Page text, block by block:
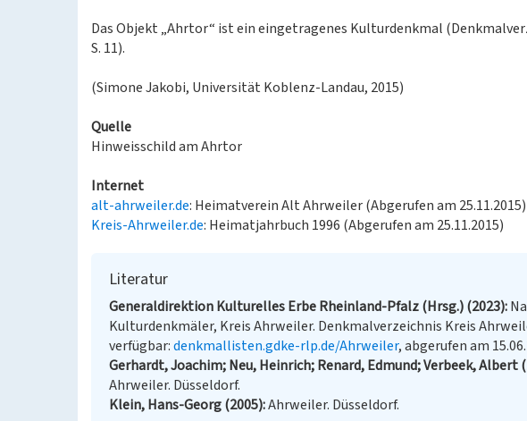
Das Objekt „Ahrtor“ ist ein eingetragenes Kulturdenkmal
S. 11).
(Simone Jakobi, Universität Koblenz-Landau, 2015)
Quelle
Hinweisschild am Ahrtor
Internet
alt-ahrweiler.de: Heimatverein Alt Ahrweiler (Abgerufen am 25.11.2015)
Kreis-Ahrweiler.de: Heimatjahrbuch 1996 (Abgerufen am 25.11.2015)
Literatur
Generaldirektion Kulturelles Erbe Rheinland-Pfalz (Hrsg.) (2023)
Kulturdenkmäler, Kreis Ahrweiler. Denkmalverzeichnis Kreis
verfügbar:denkmallisten.gdke-rlp.de/Ahrweiler, abgerufen am
Gerhardt, Joachim; Neu, Heinrich; Renard, Edmund; Verbeek, Albert
Ahrweiler. Düsseldorf.
Klein, Hans-Georg (2005) Ahrweiler. Düsseldorf.